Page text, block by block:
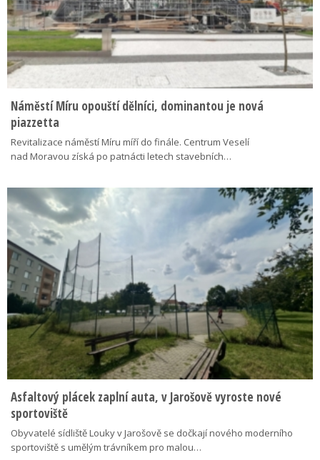
Náměstí Míru opouští dělníci, dominantou je nová
piazzetta
Revitalizace náměstí Míru míří do finále. Centrum Veselí
nad Moravou získá po patnácti letech stavebních…
Asfaltový plácek zaplní auta, v Jarošově vyroste nové
sportoviště
Obyvatelé sídliště Louky v Jarošově se dočkají nového moderního
sportoviště s umělým trávníkem pro malou…